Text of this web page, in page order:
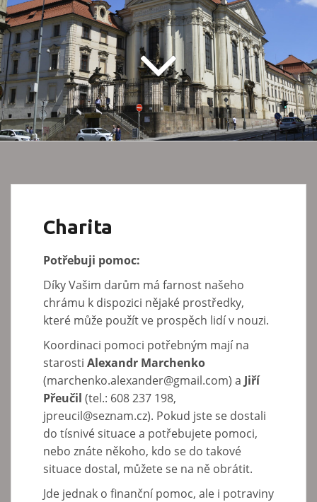
Charita
Potřebuji pomoc:
Díky Vašim darům má farnost našeho
chrámu k dispozici nějaké prostředky,
které může použít ve prospěch lidí v nouzi.
Koordinaci pomoci potřebným mají na
starosti Alexandr Marchenko
(marchenko.alexander@gmail.com) a Jiří
Přeučil (tel.: 608 237 198,
jpreucil@seznam.cz). Pokud jste se dostali
do tísnivé situace a potřebujete pomoci,
nebo znáte někoho, kdo se do takové
situace dostal, můžete se na ně obrátit.
Jde jednak o finanční pomoc, ale i potraviny